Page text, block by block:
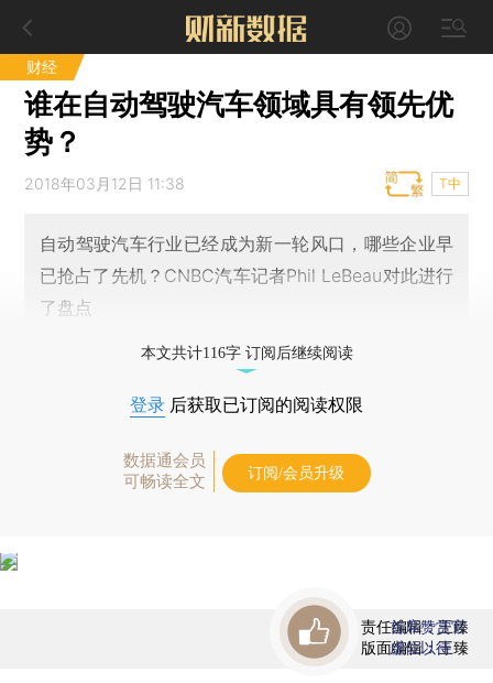
财经
谁在自动驾驶汽车领域具有领先优
势？
2018年03月12日 11:38 T中
自动驾驶汽车行业已经成为新一轮风口，哪些企业早
已抢占了先机？CNBC汽车记者Phil LeBeau对此进行
了盘点
本文共计116字 订阅后继续阅读
登录 后获取已订阅的阅读权限
数据通会员
可畅读全文
订阅/会员升级
责任编辑：王臻
版面编辑：王臻
首席赞赏官
虚位以待